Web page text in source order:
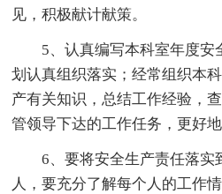
见，积极献计献策。
5、认真编写本科室年度
划认真组织落实；经常组织本
产有关知识，总结工作经验，
管领导下达的工作任务，更好
6、要将安全生产责任落实
人，要充分了解每个人的工作